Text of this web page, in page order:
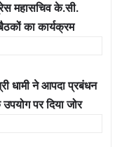
महासचिव के.सी.
का कार्यक्रम
धामी ने आपदा प्रबंधन
पर दिया जोर